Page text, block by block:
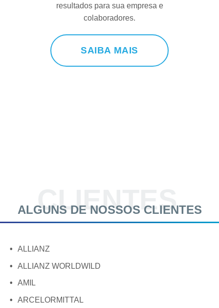
resultados para sua empresa e
colaboradores.
SAIBA MAIS
CLIENTES
ALGUNS DE NOSSOS CLIENTES
ALLIANZ
ALLIANZ WORLDWILD
AMIL
ARCELORMITTAL